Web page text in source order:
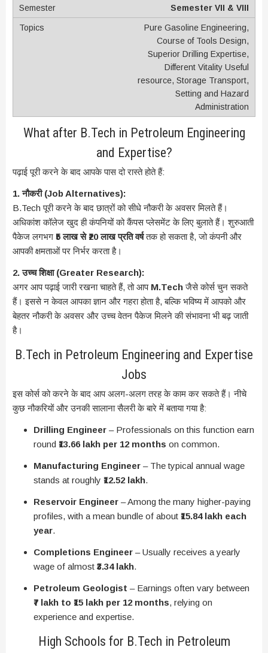
Semester VII & VIII
Pure Gasoline Engineering,
Course of Tools Design,
Superior Drilling Expertise,
Different Vitality Useful
resource, Storage Transport,
Setting and Hazard
Administration
What after B.Tech in Petroleum Engineering
and Expertise?
पढ़ाई पूरी करने के बाद आपके पास दो रास्ते होते हैं:
1. नौकरी (Job Alternatives):
B.Tech पूरी करने के बाद छात्रों को सीधे नौकरी के अवसर मिलते हैं।
अधिकांश कॉलेज खुद ही कंपनियों को कैंपस प्लेसमेंट के लिए बुलाते हैं। शुरुआती
पैकेज लगभग ₹5 लाख से ₹20 लाख प्रति वर्षतक हो सकता है, जो कंपनी और
आपकी क्षमताओं पर निर्भर करता है।
2. उच्च शिक्षा (Greater Research):
अगर आप पढ़ाई जारी रखना चाहते हैं, तो आप M.Techजैसे कोर्स चुन सकते
हैं। इससे न केवल आपका ज्ञान और गहरा होता है, बल्कि भविष्य में आपको और
बेहतर नौकरी के अवसर और उच्च वेतन पैकेज मिलने की संभावना भी बढ़ जाती
है।
B.Tech in Petroleum Engineering and Expertise
Jobs
इस कोर्स को करने के बाद आप अलग-अलग तरह के काम कर सकते हैं। नीचे
कुछ नौकरियों और उनकी सालाना सैलरी के बारे में बताया गया है:
Drilling Engineer – Professionals on this function earn
round ₹13.66 lakh per 12 months on common.
Manufacturing Engineer – The typical annual wage
stands at roughly ₹12.52 lakh.
Reservoir Engineer – Among the many higher-paying
profiles, with a mean bundle of about ₹15.84 lakh each
year.
Completions Engineer – Usually receives a yearly
wage of almost ₹3.34 lakh.
Petroleum Geologist – Earnings often vary between
₹7 lakh to ₹15 lakh per 12 months, relying on
experience and expertise.
High Schools for B.Tech in Petroleum